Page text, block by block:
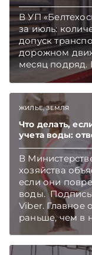
В УП
за июль:
допуск
дорожном
месяц подряд.
TelegramViber
ЖИЛЬЕ, ЗЕМЛЯ
Что делать,
учета воды:
В
хозяйства
если они
воды.
Viber. Главное
раньше, чем в